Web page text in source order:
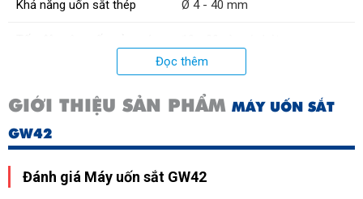
Khả năng uốn sắt thép Ø 4 - 40 mm
Đọc thêm
GIỚI THIỆU SẢN PHẨM MÁY UỐN SẮT
GW42
Đánh giá Máy uốn sắt GW42